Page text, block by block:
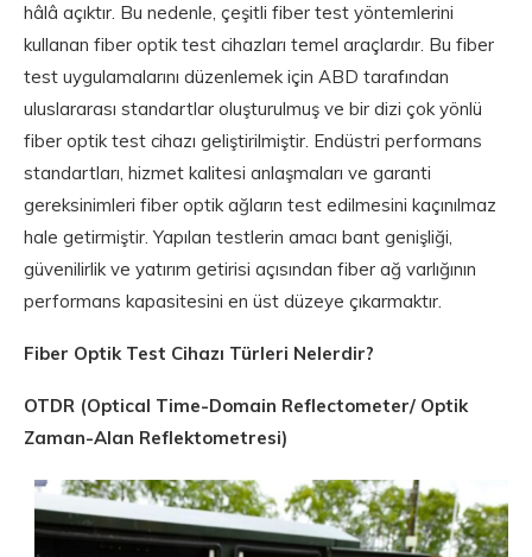
hâlâ açıktır. Bu nedenle, çeşitli fiber test yöntemlerini
kullanan fiber optik test cihazları temel araçlardır. Bu fiber
test uygulamalarını düzenlemek için ABD tarafından
uluslararası standartlar oluşturulmuş ve bir dizi çok yönlü
fiber optik test cihazı geliştirilmiştir. Endüstri performans
standartları, hizmet kalitesi anlaşmaları ve garanti
gereksinimleri fiber optik ağların test edilmesini kaçınılmaz
hale getirmiştir. Yapılan testlerin amacı bant genişliği,
güvenilirlik ve yatırım getirisi açısından fiber ağ varlığının
performans kapasitesini en üst düzeye çıkarmaktır.
Fiber Optik Test Cihazı Türleri Nelerdir?
OTDR (Optical Time-Domain Reflectometer/ Optik
Zaman-Alan Reflektometresi)